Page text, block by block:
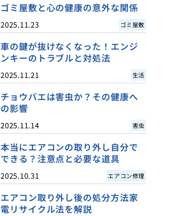
ゴミ屋敷と心の健康の意外な関係
2025.11.23 ゴミ屋敷
車の鍵が抜けなくなった！エンジ
ンキーのトラブルと対処法
2025.11.21 生活
チョウバエは害虫か？その健康へ
の影響
2025.11.14 害虫
本当にエアコンの取り外し自分で
できる？注意点と必要な道具
2025.10.31 エアコン修理
エアコン取り外し後の処分方法家
電リサイクル法を解説